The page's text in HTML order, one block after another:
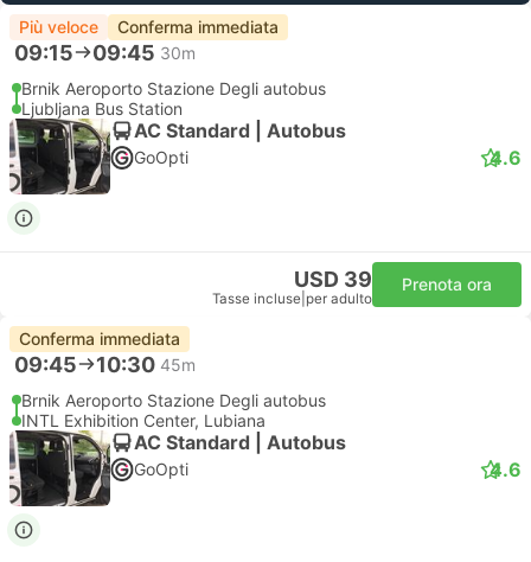
Più veloce Conferma immediata
09:15 09:45 30m
Brnik Aeroporto Stazione Degli autobus
Ljubljana Bus Station
AC Standard | Autobus
GoOpti 4.6
USD 39
Tasse incluse per adulto
Prenota ora
Conferma immediata
09:45 10:30 45m
Brnik Aeroporto Stazione Degli autobus
INTL Exhibition Center, Lubiana
AC Standard | Autobus
GoOpti 4.6